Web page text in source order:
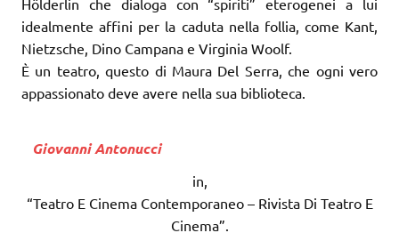
idealmente affini per la caduta nella follia, come Kant,
Nietzsche, Dino Campana e Virginia Woolf.
È un teatro, questo di Maura Del Serra, che ogni vero
appassionato deve avere nella sua biblioteca.
Giovanni Antonucci
in,
“Teatro E Cinema Contemporaneo – Rivista Di Teatro E
Cinema”.